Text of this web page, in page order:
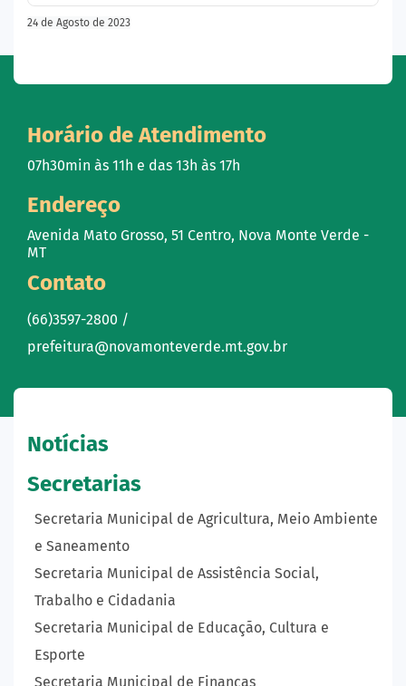
24 de Agosto de 2023
Horário de Atendimento
07h30min às 11h e das 13h às 17h
Endereço
Avenida Mato Grosso, 51 Centro, Nova Monte Verde -
MT
Contato
(66)3597-2800 /
prefeitura@novamonteverde.mt.gov.br
Notícias
Secretarias
Secretaria Municipal de Agricultura, Meio Ambiente
e Saneamento
Secretaria Municipal de Assistência Social,
Trabalho e Cidadania
Secretaria Municipal de Educação, Cultura e
Esporte
Secretaria Municipal de Finanças